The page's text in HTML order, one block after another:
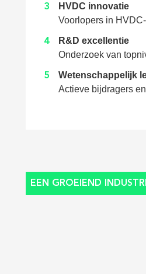
HVDC innovatie
Voorlopers in
R&D excellentie
Onderzoek van
Wetenschappelijk
Actieve bijdragers
EEN GROEIEND